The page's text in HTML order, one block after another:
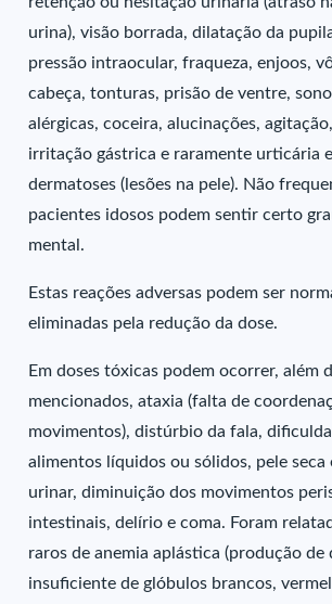
urina), visão borrada, dilatação da
pressão intraocular, fraqueza, enjoos,
cabeça, tonturas, prisão de ventre,
alérgicas, coceira, alucinações,
irritação gástrica e raramente urticária
dermatoses (lesões na pele). Não
pacientes idosos podem sentir certo
mental.
Estas reações adversas podem ser
eliminadas pela redução da dose.
Em doses tóxicas podem ocorrer, além
mencionados, ataxia (falta de
movimentos), distúrbio da fala,
alimentos líquidos ou sólidos, pele seca
urinar, diminuição dos movimentos
intestinais, delírio e coma. Foram
raros de anemia aplástica (produção de
insuficiente de glóbulos brancos,